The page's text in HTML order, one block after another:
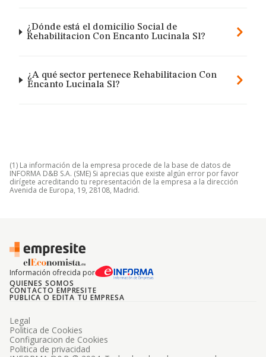
¿Dónde está el domicilio Social de
Rehabilitacion Con Encanto Lucinala Sl?
¿A qué sector pertenece Rehabilitacion Con
Encanto Lucinala Sl?
(1) La información de la empresa procede de la base de datos de
INFORMA D&B S.A. (SME) Si aprecias que existe algún error por favor
dirígete acreditando tu representación de la empresa a la dirección
Avenida de Europa, 19, 28108, Madrid.
Información ofrecida por
QUIENES SOMOS
CONTACTO EMPRESITE
PUBLICA O EDITA TU EMPRESA
Legal
Politica de Cookies
Configuracion de Cookies
Politica de privacidad